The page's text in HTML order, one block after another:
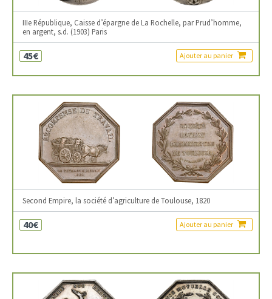
IIIe République, Caisse d’épargne de La Rochelle, par Prud’homme,
en argent, s.d. (1903) Paris
45€ Ajouter au panier
Second Empire, la société d’agriculture de Toulouse, 1820
40€ Ajouter au panier